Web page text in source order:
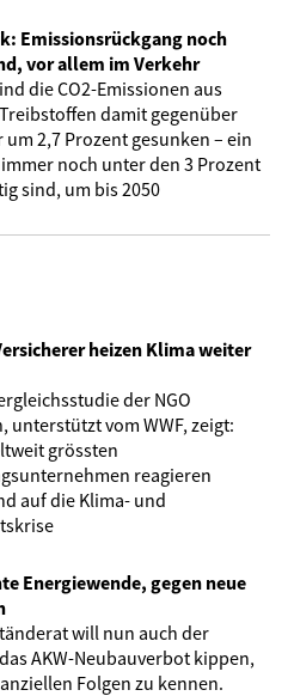
Emissionsrückgang noch
vor allem im Verkehr
die CO2-Emissionen aus
damit gegenüber
2,7 Prozent gesunken – ein
noch unter den 3 Prozent
sind, um bis 2050
heizen Klima weiter
der NGO
unterstützt vom WWF, zeigt:
grössten
reagieren
auf die Klima- und
Energiewende, gegen neue
will nun auch der
AKW-Neubauverbot kippen,
Folgen zu kennen.